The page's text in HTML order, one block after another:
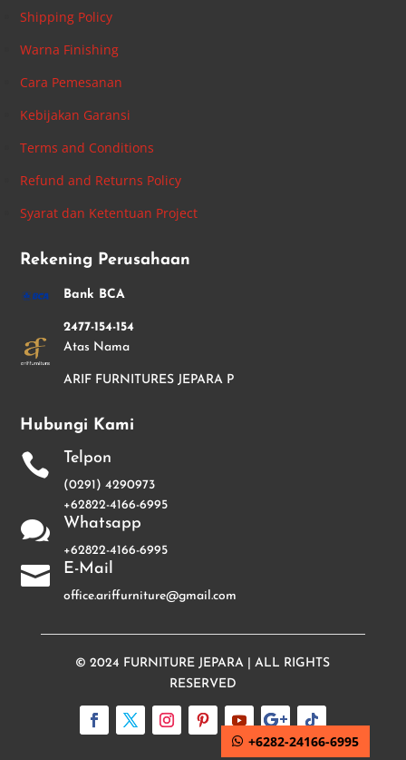
Shipping Policy
Warna Finishing
Cara Pemesanan
Kebijakan Garansi
Terms and Conditions
Refund and Returns Policy
Syarat dan Ketentuan Project
Rekening Perusahaan
Bank BCA
2477-154-154
Atas Nama
ARIF FURNITURES JEPARA P
Hubungi Kami
 Telpon
(0291) 4290973
+62822-4166-6995
 Whatsapp
+62822-4166-6995
 E-Mail
office.ariffurniture@gmail.com
© 2024 FURNITURE JEPARA | ALL RIGHTS
RESERVED
+6282-24166-6995